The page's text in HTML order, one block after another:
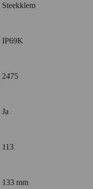
Steekklem
IP69K
2475
Ja
113
133 mm